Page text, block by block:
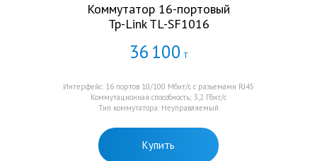
Коммутатор 16-портовый
Tp-Link TL-SF1016
36 100 Т
Интерфейс: 16 портов 10/100 Мбит/с с разьемами RJ45
Коммутационная способность; 3,2 Гбит/с
Тип коммутатора: Неуправляемый
Купить